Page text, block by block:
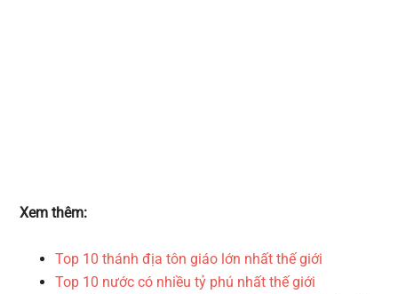
Xem thêm:
Top 10 thánh địa tôn giáo lớn nhất thế giới
Top 10 nước có nhiều tỷ phú nhất thế giới